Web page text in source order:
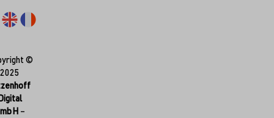
©
2025
–